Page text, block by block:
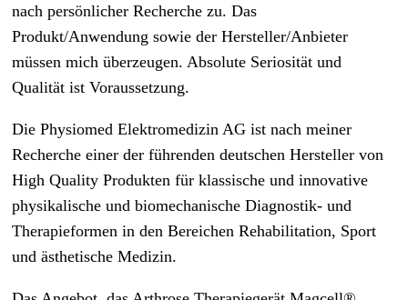
nach persönlicher Recherche zu. Das
Produkt/Anwendung sowie der Hersteller/Anbieter
müssen mich überzeugen. Absolute Seriosität und
Qualität ist Voraussetzung.
Die Physiomed Elektromedizin AG ist nach meiner
Recherche einer der führenden deutschen Hersteller von
High Quality Produkten für klassische und innovative
physikalische und biomechanische Diagnostik- und
Therapieformen in den Bereichen Rehabilitation, Sport
und ästhetische Medizin.